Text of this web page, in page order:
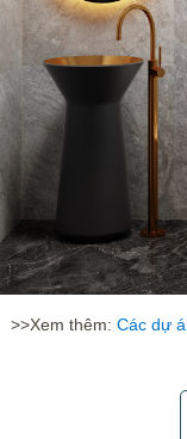
>>Xem thêm: Các dự